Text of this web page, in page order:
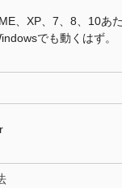
、XP、7、8、10あ
でも動くはず。